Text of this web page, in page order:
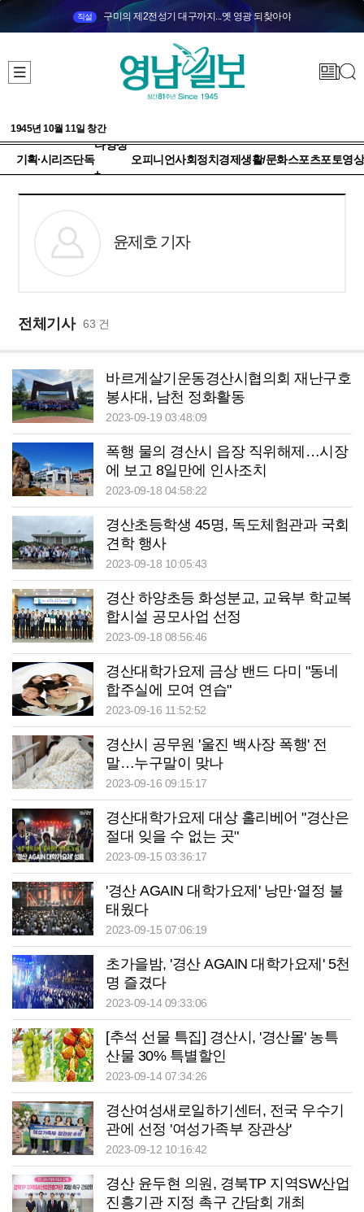
직설 구미의 제2전성기 대구까지...옛 영광 되찾아야
1945년 10월 11일 창간
기획·시리즈단독
다양성
+
오피니언사회정치 경제생활/문화스포츠포토영상
윤제호 기자
전체기사 63 건
바르게살기운동경산시협의회 재난구호
봉사대, 남천 정화활동
2023-09-19 03:48:09
폭행 물의 경산시 읍장 직위해제…시장
에 보고 8일만에 인사조치
2023-09-18 04:58:22
경산초등학생 45명, 독도체험관과 국회
견학 행사
2023-09-18 10:05:43
경산 하양초등 화성분교, 교육부 학교복
합시설 공모사업 선정
2023-09-18 08:56:46
경산대학가요제 금상 밴드 다미 "동네
합주실에 모여 연습"
2023-09-16 11:52:52
경산시 공무원 '울진 백사장 폭행' 전
말…누구말이 맞나
2023-09-16 09:15:17
경산대학가요제 대상 홀리베어 "경산은
절대 잊을 수 없는 곳"
2023-09-15 03:36:17
'경산 AGAIN 대학가요제' 낭만·열정 불
태웠다
2023-09-15 07:06:19
초가을밤, '경산 AGAIN 대학가요제' 5천
명 즐겼다
2023-09-14 09:33:06
[추석 선물 특집] 경산시, '경산몰' 농특
산물 30% 특별할인
2023-09-14 07:34:26
경산여성새로일하기센터, 전국 우수기
관에 선정 '여성가족부 장관상'
2023-09-12 10:16:42
경산 윤두현 의원, 경북TP 지역SW산업
진흥기관 지정 촉구 간담회 개최